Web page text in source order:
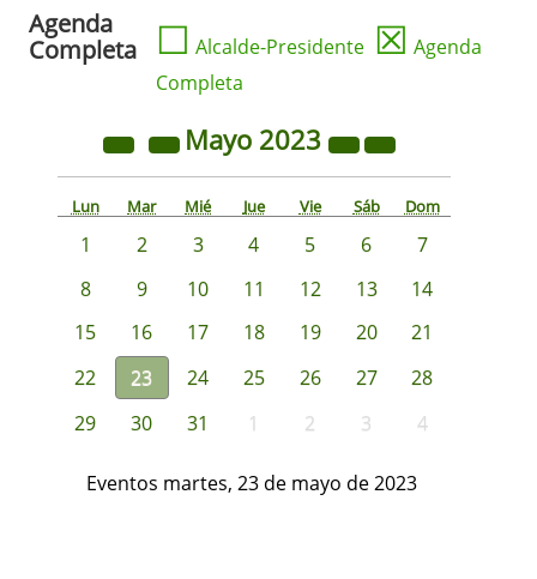
Agenda
Completa
☐ Alcalde-Presidente ☒ Agenda
Completa
Mayo 2023
Lun Mar Mié Jue Vie Sáb Dom
1 2 3 4 5 6
7
8
9 10 11 12 13
14
15
16 17 18 19 20
21
22
23 24 25 26 27
28
29
30 31 1 2 3 4
Eventos martes, 23 de mayo de 2023